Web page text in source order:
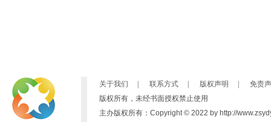
关于我们 联系方式 版权声明
免责
版权所有，未经书面授权禁止使用
主办版权所有：Copyright © 2022 by http://